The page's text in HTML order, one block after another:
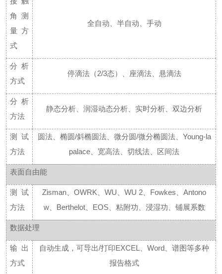
角测
量方
式
全自动、半自动、手动
分析
方式
停滴法（2/3态）、座滴法、悬滴法
分析
方法
静态分析、润湿动态分析、实时分析、双边分析
测试
方法
圆法、椭圆/斜椭圆法、微分圆/微分椭圆法、Young-la
palace、宽高法、切线法、区间法
表面自由能
测试
方法
Zisman、OWRK、WU、WU 2、Fowkes、Antono
w、Berthelot、EOS、粘附功、浸湿功、铺展系数
数据处理
输出
方式
自动生成，可导出/打印EXCEL、Word、谱图等多种
报告格式